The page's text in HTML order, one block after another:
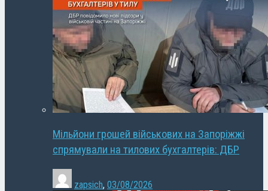
Мільйони грошей військових на Запоріжжі
спрямували на тилових бухгалтерів: ДБР
zapsich, 03/08/2026